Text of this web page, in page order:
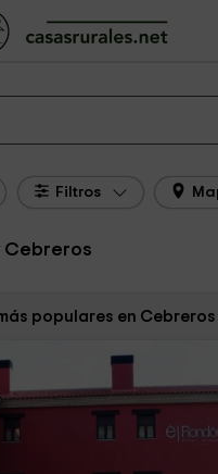
Cebreros
Cebreros de 2026
Filtros
Cebreros
populares en Cebreros